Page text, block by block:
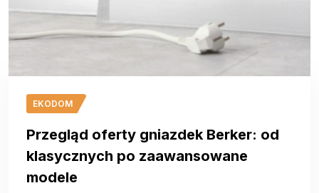
EKODOM
Przegląd oferty gniazdek Berker: od
klasycznych po zaawansowane
modele